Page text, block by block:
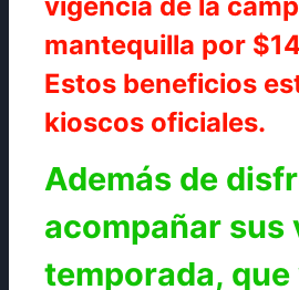
mantequilla por
Estos beneficios
kioscos oficiales.
Además de
acompañar sus
temporada,